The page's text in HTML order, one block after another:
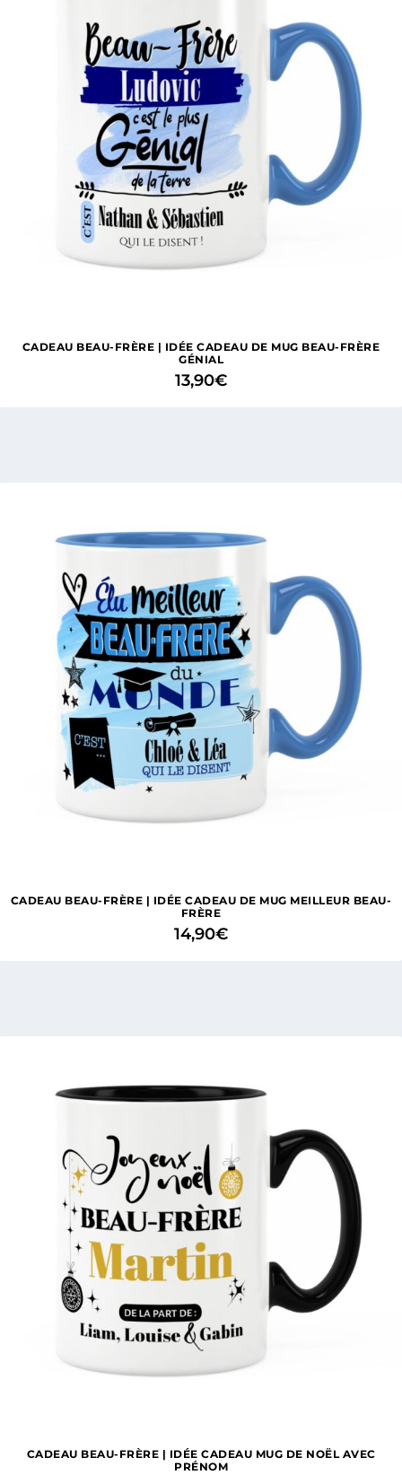
CADEAU BEAU-FRÈRE | IDÉE CADEAU DE MUG BEAU-FRÈRE
GÉNIAL
13,90€
CADEAU BEAU-FRÈRE | IDÉE CADEAU DE MUG MEILLEUR BEAU-
FRÈRE
14,90€
CADEAU BEAU-FRÈRE | IDÉE CADEAU MUG DE NOËL AVEC
PRÉNOM